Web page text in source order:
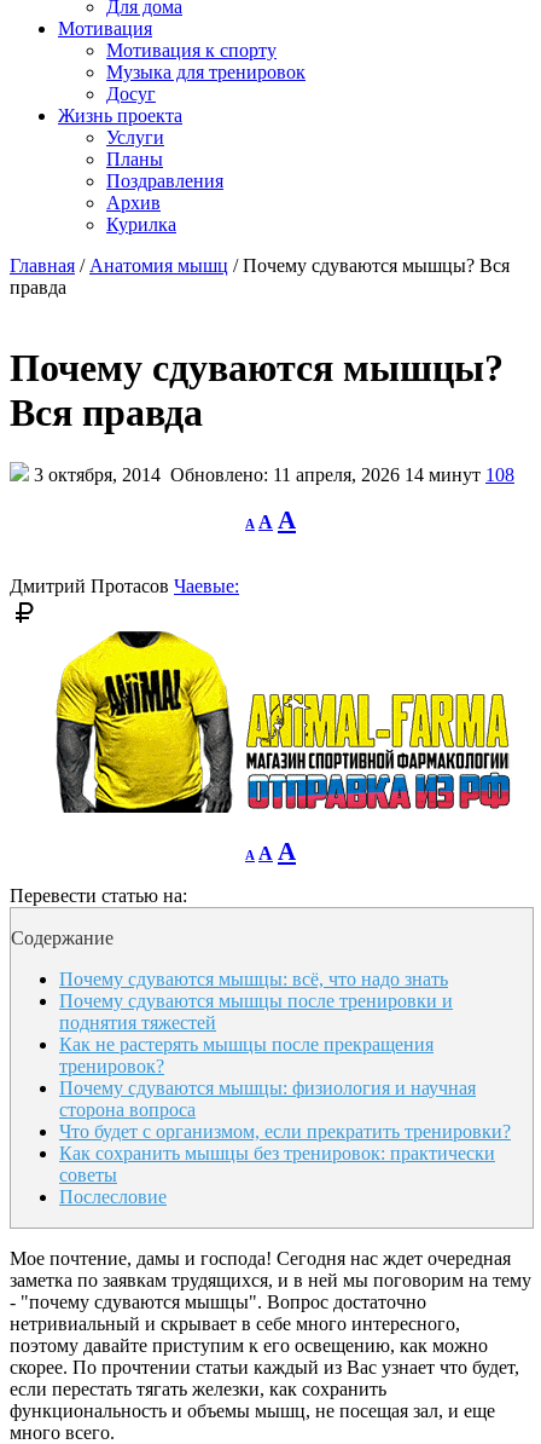
Для дома
Мотивация
Мотивация к спорту
Музыка для тренировок
Досуг
Жизнь проекта
Услуги
Планы
Поздравления
Архив
Курилка
Главная / Анатомия мышц / Почему сдуваются мышцы? Вся
правда
Почему сдуваются мышцы?
Вся правда
3 октября, 2014 Обновлено: 11 апреля, 2026 14 минут 108
A
Decrease
font
A Reset
font
A
Дмитрий Протасов Чаевые:
A
Decrease
font
A Reset
font
A
size.
Перевести статью на:
Содержание
Почему сдуваются мышцы: всё, что надо знать
Почему сдуваются мышцы после тренировки и
поднятия тяжестей
Как не растерять мышцы после прекращения
тренировок?
Почему сдуваются мышцы: физиология и научная
сторона вопроса
Что будет с организмом, если прекратить тренировки?
Как сохранить мышцы без тренировок: практически
советы
Послесловие
Мое почтение, дамы и господа! Сегодня нас ждет очередная
заметка по заявкам трудящихся, и в ней мы поговорим на тему
- "почему сдуваются мышцы". Вопрос достаточно
нетривиальный и скрывает в себе много интересного,
поэтому давайте приступим к его освещению, как можно
скорее. По прочтении статьи каждый из Вас узнает что будет,
если перестать тягать железки, как сохранить
функциональность и объемы мышц, не посещая зал, и еще
много всего.